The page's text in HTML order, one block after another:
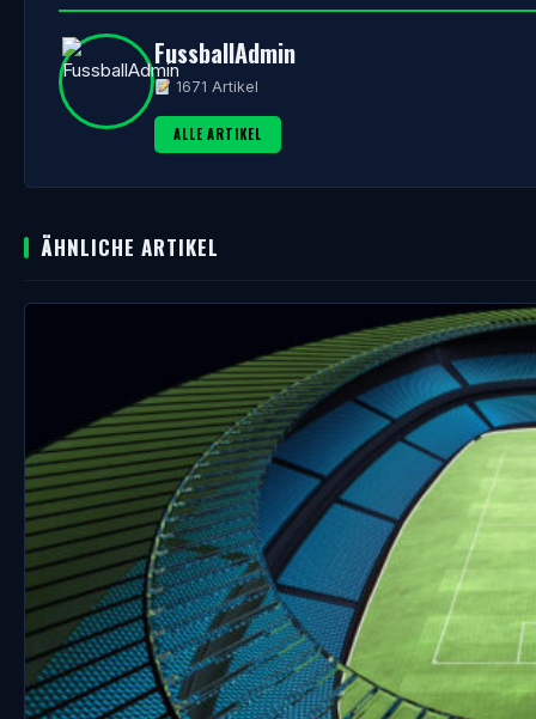
FussballAdmin
1671 Artikel
ALLE ARTIKEL
ÄHNLICHE ARTIKEL